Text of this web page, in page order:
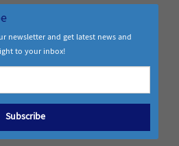
newsletter and get latest news and
to your inbox!
Subscribe